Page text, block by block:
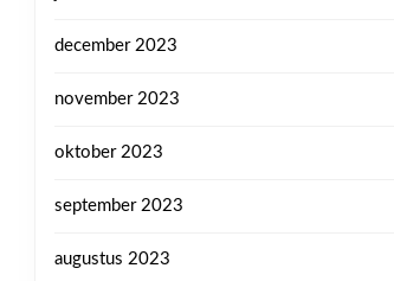
december 2023
november 2023
oktober 2023
september 2023
augustus 2023